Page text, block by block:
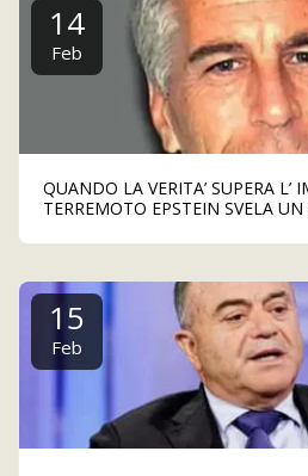
14
Feb
QUANDO LA VERITA’ SUPERA
TERREMOTO EPSTEIN SVELA
15
Feb